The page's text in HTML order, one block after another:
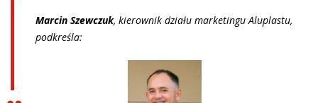
Marcin Szewczuk, kierownik działu marketingu Aluplastu,
podkreśla: